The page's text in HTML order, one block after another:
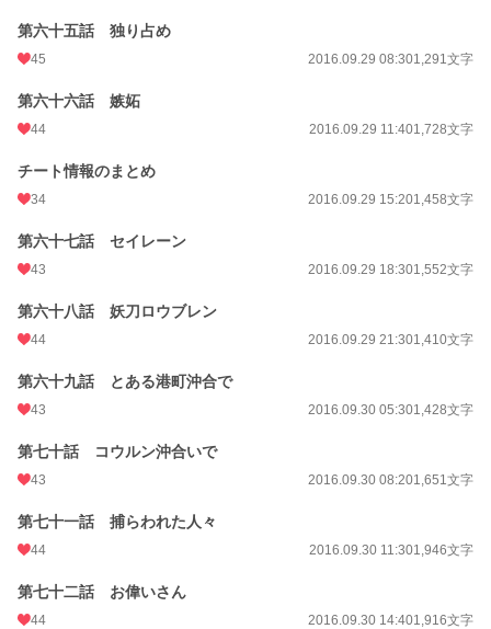
第六十五話 独り占め
45 2016.09.29 08:301,291文字
第六十六話 嫉妬
44 2016.09.29 11:401,728文字
チート情報のまとめ
34 2016.09.29 15:201,458文字
第六十七話 セイレーン
43 2016.09.29 18:301,552文字
第六十八話 妖刀ロウブレン
44 2016.09.29 21:301,410文字
第六十九話 とある港町沖合で
43 2016.09.30 05:301,428文字
第七十話 コウルン沖合いで
43 2016.09.30 08:201,651文字
第七十一話 捕らわれた人々
44 2016.09.30 11:301,946文字
第七十二話 お偉いさん
44 2016.09.30 14:401,916文字